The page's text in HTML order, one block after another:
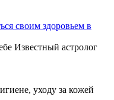
своим здоровьем в
Известный астролог
уходу за кожей